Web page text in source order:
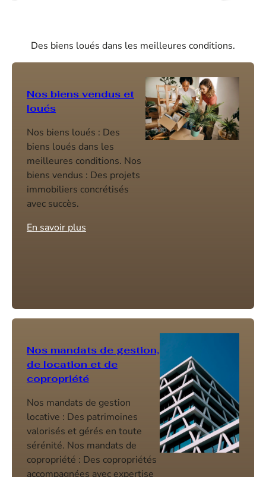
Des biens loués dans les meilleures conditions.
Nos biens vendus et
loués
Nos biens loués : Des
biens loués dans les
meilleures conditions. Nos
biens vendus : Des projets
immobiliers concrétisés
avec succès.
En savoir plus
Nos mandats de gestion,
de location et de
copropriété
Nos mandats de gestion
locative : Des patrimoines
valorisés et gérés en toute
sérénité. Nos mandats de
copropriété : Des copropriétés
accompagnées avec expertise